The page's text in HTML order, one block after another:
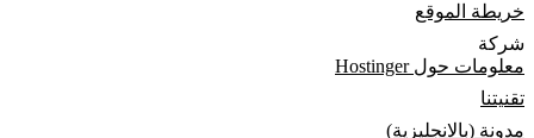
خريطة الموقع
شركة
معلومات حول Hostinger
تقنيتنا
مدونة (بالانجليزية)